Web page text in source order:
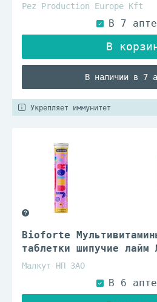
Pez Production Europe Kft
В наличии в 7
Укрепляет иммунитет
Bioforte
таблетки шипучие лайм
Малкут НП ЗАО